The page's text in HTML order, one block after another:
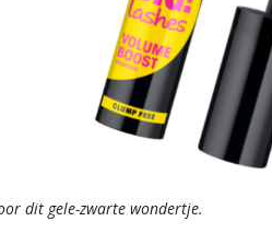
dit gele-zwarte wondertje.